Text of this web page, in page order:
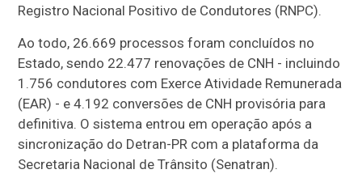
Registro Nacional Positivo de Condutores (RNPC).
Ao todo, 26.669 processos foram concluídos no
Estado, sendo 22.477 renovações de CNH - incluindo
1.756 condutores com Exerce Atividade Remunerada
(EAR) - e 4.192 conversões de CNH provisória para
definitiva. O sistema entrou em operação após a
sincronização do Detran-PR com a plataforma da
Secretaria Nacional de Trânsito (Senatran).